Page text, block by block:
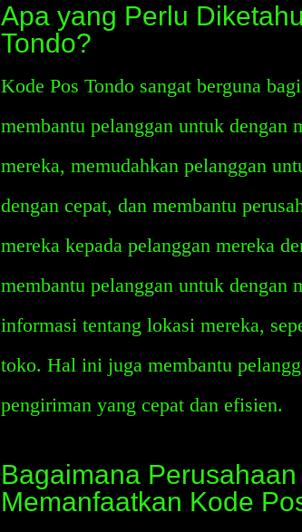
Apa yang Perlu
Tondo?
Kode Pos Tondo sangat berguna
membantu pelanggan untuk dengan
mereka, memudahkan pelanggan
dengan cepat, dan membantu
mereka kepada pelanggan mereka
membantu pelanggan untuk dengan
informasi tentang lokasi mereka,
toko. Hal ini juga membantu
pengiriman yang cepat dan efisien.
Bagaimana
Memanfaatkan Kode